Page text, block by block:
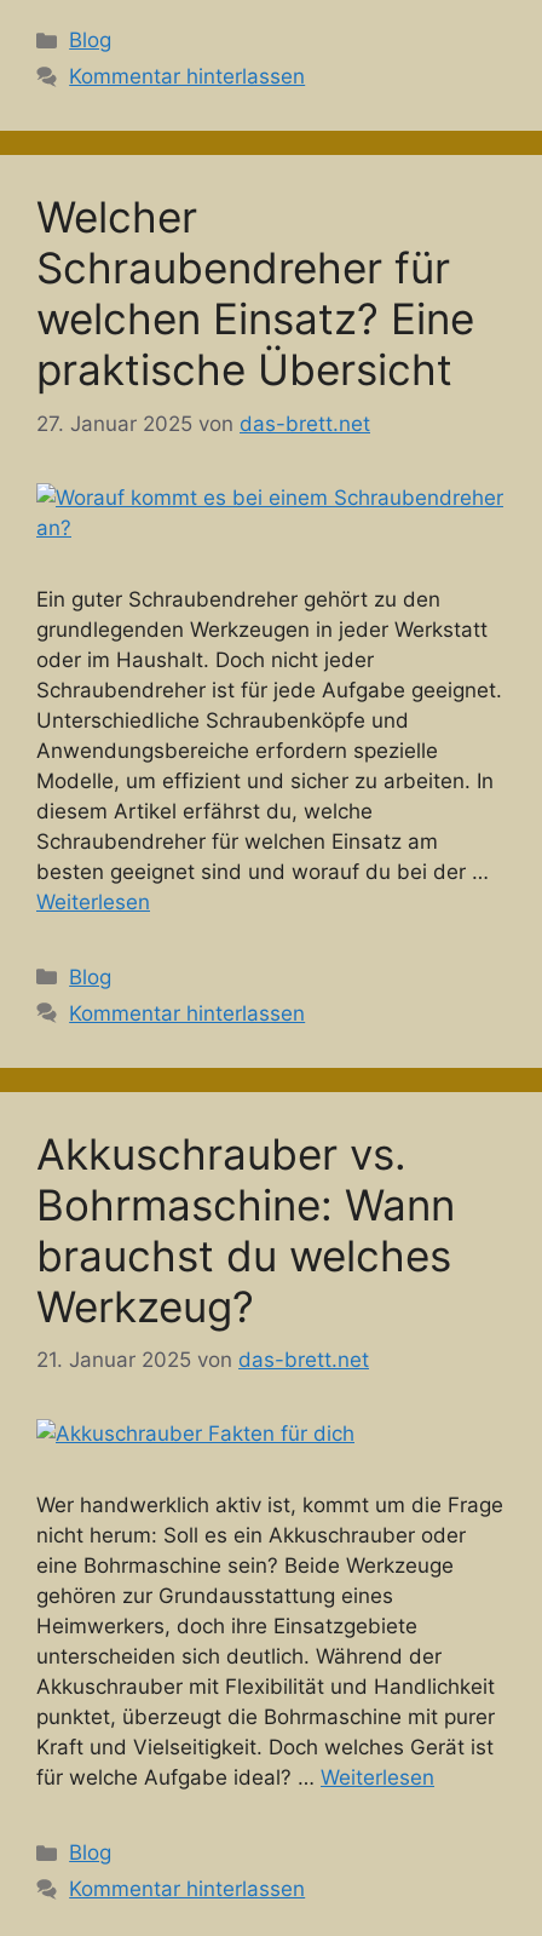
Kategorien
Blog
Kommentar hinterlassen
Welcher
Schraubendreher für
welchen Einsatz? Eine
praktische Übersicht
27. Januar 2025 von das-brett.net
Ein guter Schraubendreher gehört zu den
grundlegenden Werkzeugen in jeder Werkstatt
oder im Haushalt. Doch nicht jeder
Schraubendreher ist für jede Aufgabe geeignet.
Unterschiedliche Schraubenköpfe und
Anwendungsbereiche erfordern spezielle
Modelle, um effizient und sicher zu arbeiten. In
diesem Artikel erfährst du, welche
Schraubendreher für welchen Einsatz am
besten geeignet sind und worauf du bei der …
Weiterlesen
Kategorien
Blog
Kommentar hinterlassen
Akkuschrauber vs.
Bohrmaschine: Wann
brauchst du welches
Werkzeug?
21. Januar 2025 von das-brett.net
Wer handwerklich aktiv ist, kommt um die Frage
nicht herum: Soll es ein Akkuschrauber oder
eine Bohrmaschine sein? Beide Werkzeuge
gehören zur Grundausstattung eines
Heimwerkers, doch ihre Einsatzgebiete
unterscheiden sich deutlich. Während der
Akkuschrauber mit Flexibilität und Handlichkeit
punktet, überzeugt die Bohrmaschine mit purer
Kraft und Vielseitigkeit. Doch welches Gerät ist
für welche Aufgabe ideal? … Weiterlesen
Kategorien
Blog
Kommentar hinterlassen